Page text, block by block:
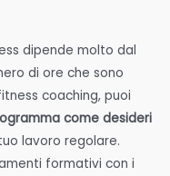
dipende molto dal
di ore che sono
coaching, puoi
come desideri
lavoro regolare.
formativi con i